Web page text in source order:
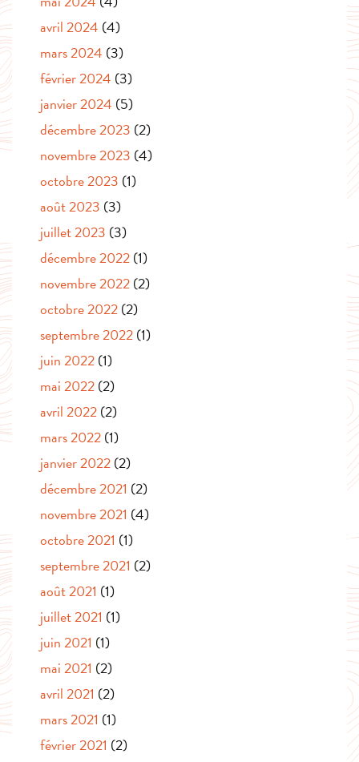
avril 2024 (4)
mars 2024 (3)
février 2024 (3)
janvier 2024 (5)
décembre 2023 (2)
novembre 2023 (4)
octobre 2023 (1)
août 2023 (3)
juillet 2023 (3)
décembre 2022(1)
novembre 2022(2)
octobre 2022(2)
septembre 2022(1)
juin 2022(1)
mai 2022(2)
avril 2022(2)
mars 2022(1)
janvier 2022(2)
décembre 2021 (2)
novembre 2021 (4)
octobre 2021 (1)
septembre 2021 (2)
août 2021 (1)
juillet 2021 (1)
juin 2021 (1)
mai 2021 (2)
avril 2021 (2)
mars 2021 (1)
février 2021 (2)